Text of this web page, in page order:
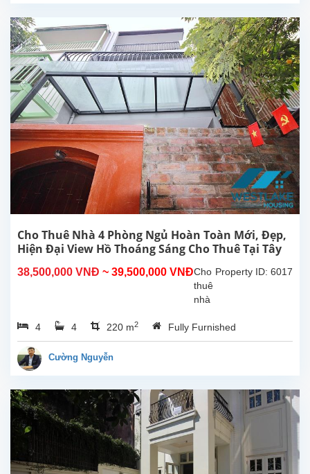
thoáng
mát,
tại
Tô
Ngọc
Vân,
Tây
Hà
Nội.
Vị trí
nằm
trong
hẻm
đường
Tô
Vân,
rất...
Cho Thuê Nhà 4 Phòng Ngủ Hoàn Toàn Mới, Đẹp,
Hiện Đại View Hồ Thoáng Sáng Cho Thuê Tại Tây
38,500,000 VNĐ ~ 39,500,000 VNĐ Property ID: 6017
Cho
thuê
nhà
phòng
ngủ
hiện
đại,
công,
4 4 220 m2 Fully Furnished
Cường Nguyễn